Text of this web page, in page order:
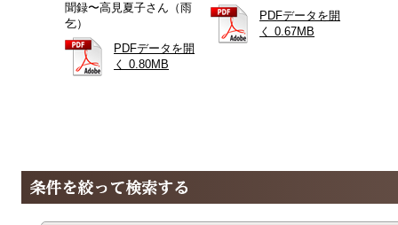
聞録〜高見夏子さん（雨
乞）
PDFデータを開
く 0.80MB
PDFデータを開
く 0.67MB